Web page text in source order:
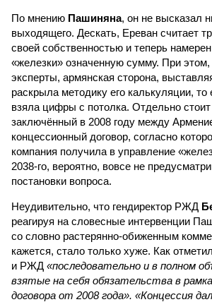
По мнению Пашиняна, он не высказал
выходящего. Дескать, Ереван считает
своей собственностью и теперь
«железки» означенную сумму. При
эксперты, армянская сторона,
раскрыла методику его калькуляции, то
взяла цифры с потолка. Отдельно стоит
заключённый в 2008 году между
концессионный договор, согласно
компания получила в управление
2038-го, вероятно, вовсе не
постановки вопроса.
Неудивительно, что гендиректор РЖД
реагируя на словесные интервенции
со словно растерянно-обиженным
кажется, стало только хуже. Как
и РЖД «последовательно и в полном
взятые на себя обязательства в
договора от 2008 года». «Концессия